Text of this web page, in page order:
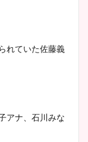
れていた佐藤義
アナ、石川みな